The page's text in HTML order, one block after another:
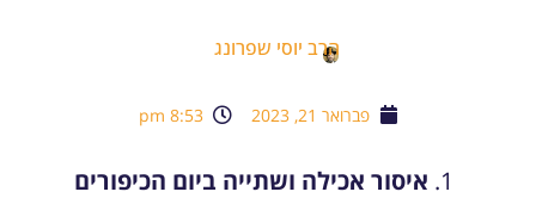
הרב יוסי שפרונג
פברואר 21, 2023 8:53 pm
איסור אכילה ושתייה ביום הכיפורים